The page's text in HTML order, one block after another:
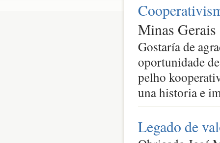
Minas Gerais
Gostaría de
oportunidade
pelho
una historia e
Legado de